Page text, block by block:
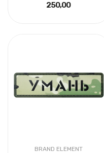
250,00 ₴
BRAND ELEMENT